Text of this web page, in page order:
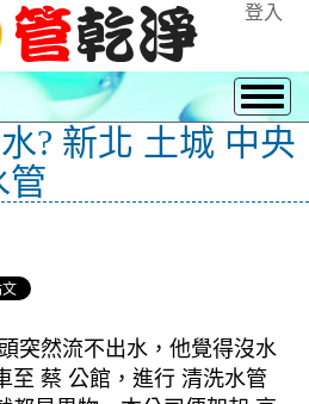
登入
? 新北 土城 中央
管
突然流不出水，他覺得沒水
至 蔡 公館，進行 清洗水管